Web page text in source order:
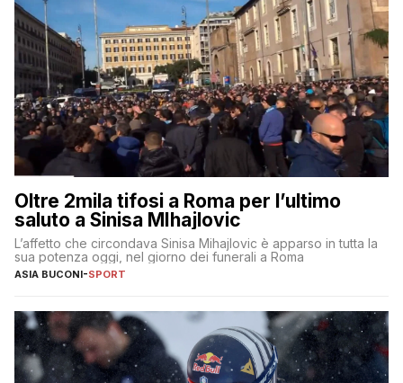
Oltre 2mila tifosi a Roma per l’ultimo
saluto a Sinisa MIhajlovic
L’affetto che circondava Sinisa Mihajlovic è apparso in tutta la
sua potenza oggi, nel giorno dei funerali a Roma
ASIA BUCONI-SPORT